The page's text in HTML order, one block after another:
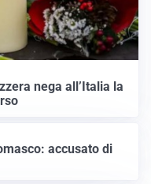
nega all’Italia la
accusato di